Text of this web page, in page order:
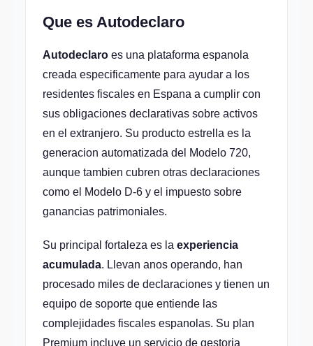
Que es Autodeclaro
Autodeclaro es una plataforma espanola
creada especificamente para ayudar a los
residentes fiscales en Espana a cumplir con
sus obligaciones declarativas sobre activos
en el extranjero. Su producto estrella es la
generacion automatizada del Modelo 720,
aunque tambien cubren otras declaraciones
como el Modelo D-6 y el impuesto sobre
ganancias patrimoniales.
Su principal fortaleza es la experiencia
acumulada. Llevan anos operando, han
procesado miles de declaraciones y tienen un
equipo de soporte que entiende las
complejidades fiscales espanolas. Su plan
Premium incluye un servicio de gestoria